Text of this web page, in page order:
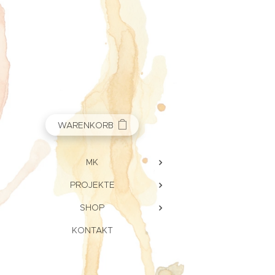
WARENKORB
MK
PROJEKTE
SHOP
KONTAKT